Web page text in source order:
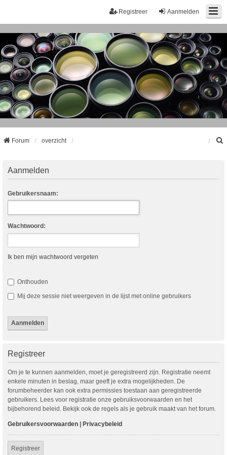
Aanmelden
Registreer
Forum overzicht
Aanmelden
Gebruikersnaam:
Wachtwoord:
Ik ben mijn wachtwoord vergeten
Onthouden
Mij deze sessie niet weergeven in de lijst met online gebruikers
Registreer
Om je te kunnen aanmelden, moet je geregistreerd zijn. Registratie neemt
enkele minuten in beslag, maar geeft je extra mogelijkheden. De
forumbeheerder kan ook extra permissies toestaan aan geregistreerde
gebruikers. Lees voor registratie onze gebruiksvoorwaarden en het
bijbehorend beleid. Bekijk ook de regels als je gebruik maakt van het forum.
Gebruikersvoorwaarden | Privacybeleid
Registreer